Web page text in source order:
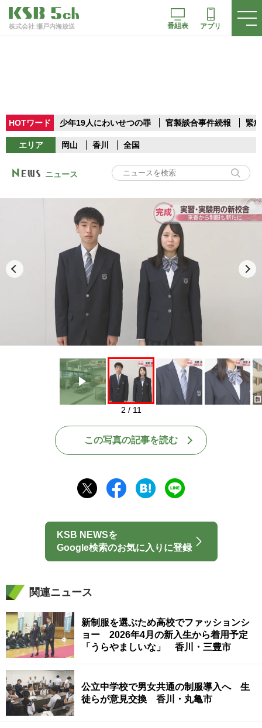
株式会社 瀬戸内海放送 番組表 アプリ
HOTワード 少年19人にわいせつの罪 官製談合事件続報 緊
エリア 岡山 香川 全国
ニュース
Play
2 / 11
この写真の記事を読む
KSB NEWSを
Google検索のお気に入りに登録
関連ニュース
新制服を選ぶため高校でファッションシ
ョー 2026年4月の新入生から着用予定
「うらやましいな」 香川・三豊市
公立中学校で男女共通の制服導入へ 生
徒らが意見交換 香川・丸亀市